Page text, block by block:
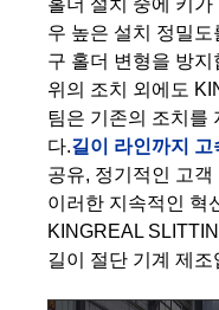
우 높은 설치 정밀
구 홀더 변형을 방지
위의 조치 외에도
팀은 기존의 조치를
다.길이 라인까지 고
공유, 정기적인 고
이러한 지속적인 혁
KINGREAL
길이 절단 기계 제